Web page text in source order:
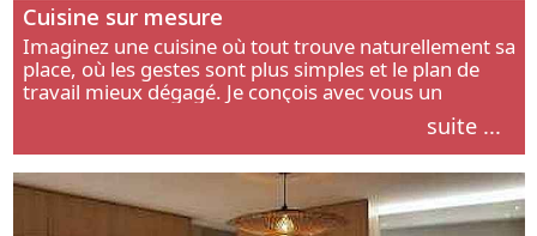
Cuisine sur mesure
Imaginez une cuisine où tout trouve naturellement sa
place, où les gestes sont plus simples et le plan de
travail mieux dégagé. Je conçois avec vous un
aménagement adapté à votre manière de cuisiner, de
suite ...